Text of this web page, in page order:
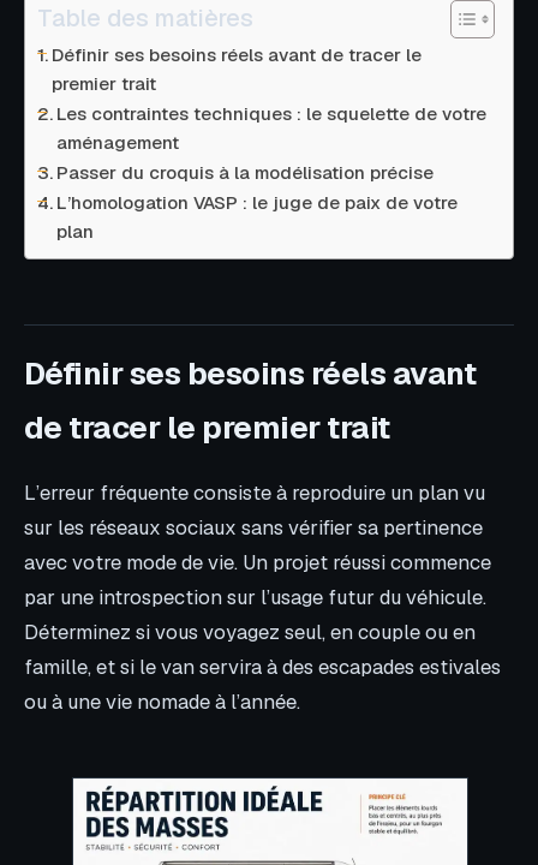
Table des matières
Définir ses besoins réels avant de tracer le
premier trait
Les contraintes techniques : le squelette de votre
aménagement
Passer du croquis à la modélisation précise
L’homologation VASP : le juge de paix de votre
plan
Définir ses besoins réels avant
de tracer le premier trait
L’erreur fréquente consiste à reproduire un plan vu
sur les réseaux sociaux sans vérifier sa pertinence
avec votre mode de vie. Un projet réussi commence
par une introspection sur l’usage futur du véhicule.
Déterminez si vous voyagez seul, en couple ou en
famille, et si le van servira à des escapades estivales
ou à une vie nomade à l’année.